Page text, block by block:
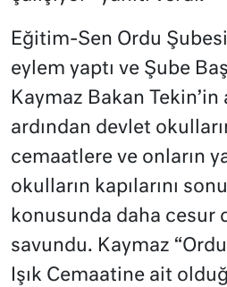
Eğitim-Sen Ordu
eylem yaptı ve Şube
Kaymaz Bakan Tekin’in
ardından devlet
cemaatlere ve onların
okulların kapılarını
konusunda daha cesur
savundu. Kaymaz
Işık Cemaatine ait